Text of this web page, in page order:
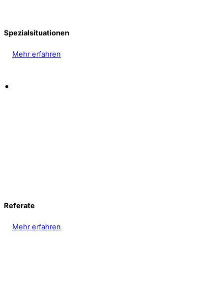
Spezialsituationen
Mehr erfahren
Referate
Mehr erfahren